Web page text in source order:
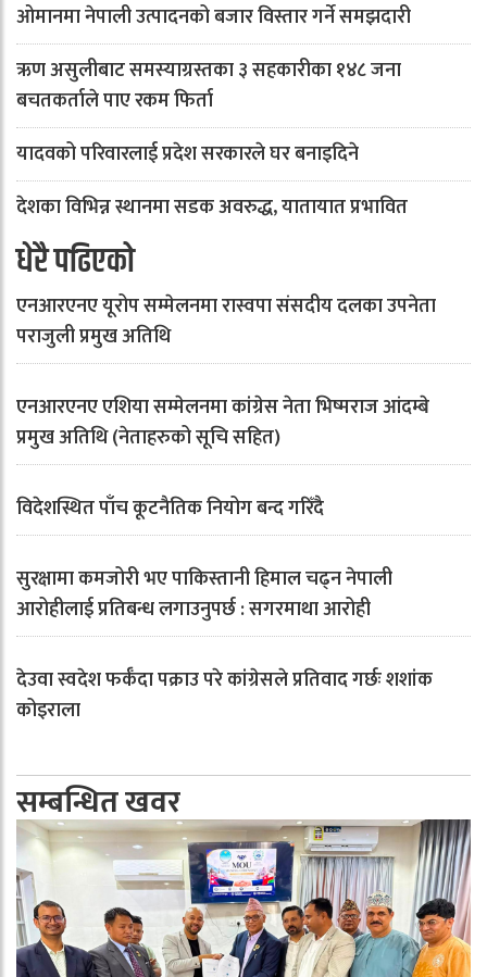
ओमानमा नेपाली उत्पादनको बजार विस्तार गर्ने समझदारी
ऋण असुलीबाट समस्याग्रस्तका ३ सहकारीका १४८ जना
बचतकर्ताले पाए रकम फिर्ता
यादवको परिवारलाई प्रदेश सरकारले घर बनाइदिने
देशका विभिन्न स्थानमा सडक अवरुद्ध, यातायात प्रभावित
धेरै पढिएको
एनआरएनए यूरोप सम्मेलनमा रास्वपा संसदीय दलका उपनेता
पराजुली प्रमुख अतिथि
एनआरएनए एशिया सम्मेलनमा कांग्रेस नेता भिष्मराज आंदम्बे
प्रमुख अतिथि (नेताहरुको सूचि सहित)
विदेशस्थित पाँच कूटनैतिक नियोग बन्द गरिँदै
सुरक्षामा कमजोरी भए पाकिस्तानी हिमाल चढ्न नेपाली
आरोहीलाई प्रतिबन्ध लगाउनुपर्छ : सगरमाथा आरोही
देउवा स्वदेश फर्कँदा पक्राउ परे कांग्रेसले प्रतिवाद गर्छः शशांक
कोइराला
सम्बन्धित खवर